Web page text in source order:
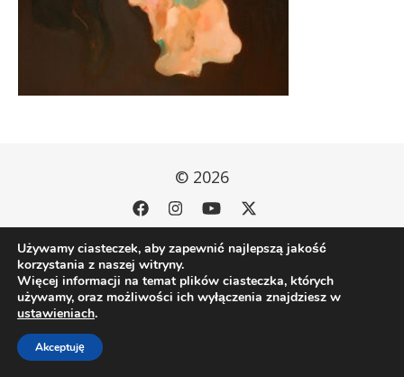
© 2026
Używamy ciasteczek, aby zapewnić najlepszą jakość
korzystania z naszej witryny.
Więcej informacji na temat plików ciasteczka, których
używamy, oraz możliwości ich wyłączenia znajdziesz w
ustawieniach.
Akceptuję